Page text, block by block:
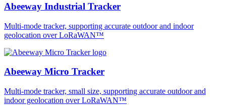
Abeeway Industrial Tracker
Multi-mode tracker, supporting accurate outdoor and indoor
geolocation over LoRaWAN™
Abeeway Micro Tracker
Multi-mode tracker, small size, supporting accurate outdoor and
indoor geolocation over LoRaWAN™